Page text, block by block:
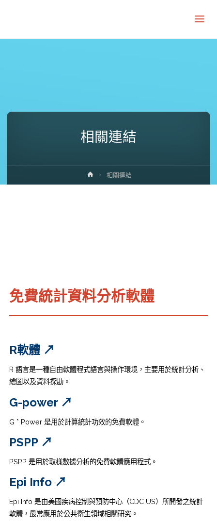
相關連結
Home相關連結
免費統計資料分析軟體
R軟體 ↗
R 語言是一種自由軟體程式語言與操作環境，主要用於統計分析、
繪圖以及資料探勘。
G-power ↗
G * Power 是用於計算統計功效的免費軟體。
PSPP ↗
PSPP 是用於取樣數據分析的免費軟體應用程式。
Epi Info ↗
Epi Info 是由美國疾病控制與預防中心（CDC US）所開發之統計
軟體，最常應用於公共衛生領域相關研究。